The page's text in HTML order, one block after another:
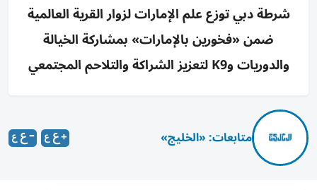
شرطة دبي توزع علم الإمارات لزوار القرية العالمية
ضمن «فخورين بالإمارات» بمشاركة الخيالة
والدوريات وK9 لتعزيز الشراكة والتلاحم المجتمعي
متابعات: «الخليج»